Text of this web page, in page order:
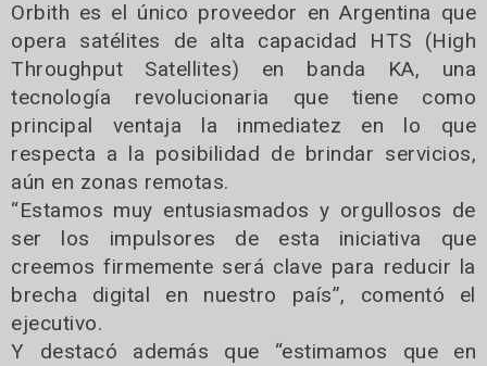
Orbith es el único proveedor en Argentina que
opera satélites de alta capacidad HTS (High
Throughput Satellites) en banda KA, una
tecnología revolucionaria que tiene como
principal ventaja la inmediatez en lo que
respecta a la posibilidad de brindar servicios,
aún en zonas remotas.
“Estamos muy entusiasmados y orgullosos de
ser los impulsores de esta iniciativa que
creemos firmemente será clave para reducir la
brecha digital en nuestro país”, comentó el
ejecutivo.
Y destacó además que “estimamos que en